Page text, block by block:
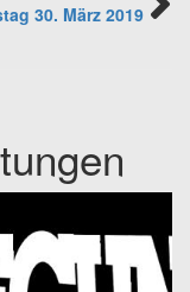
30. März 2019